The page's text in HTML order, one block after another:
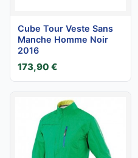
Cube Tour Veste Sans
Manche Homme Noir
2016
173,90 €